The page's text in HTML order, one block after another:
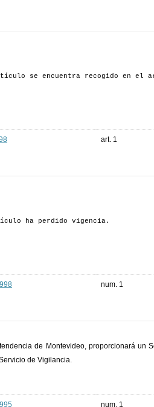
se encuentra recogido en el
art. 1
ha perdido vigencia.
num. 1
de Montevideo, proporcionará un
de Vigilancia.
num. 1